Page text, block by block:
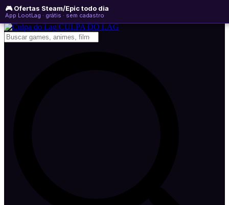
🎮 Ofertas Steam/Epic todo dia
App LootLag · grátis · sem cadastro
sábado, 08 de agosto de 2026 WhatsApp
Newsletter
CULPA DO LAG